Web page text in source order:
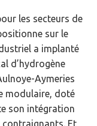
les secteurs de
sur le
a implanté
d’hydrogène
Aymeries
modulaire, doté
son intégration
Et